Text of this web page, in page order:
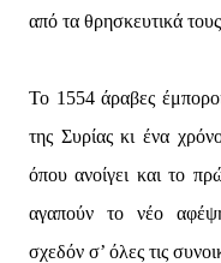
από τα θρησκευτικά
Το 1554 άραβες
της Συρίας κι ένα
όπου ανοίγει και το
αγαπούν το νέο
σχεδόν σ’ όλες τις